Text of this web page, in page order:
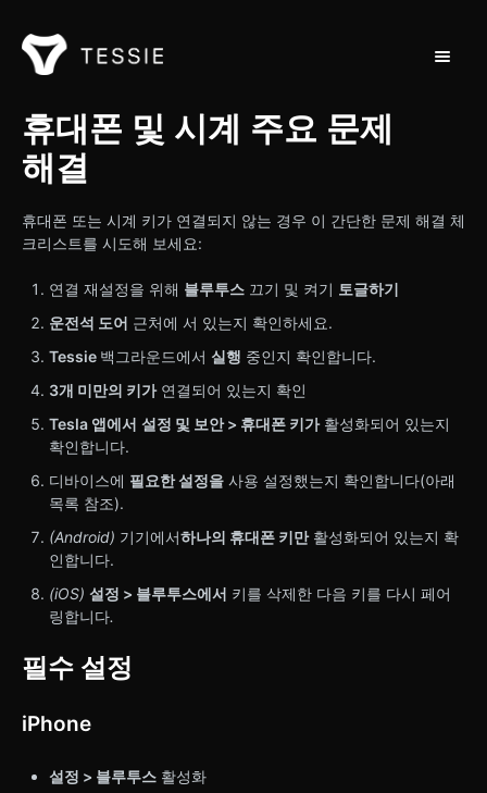
탐색 토
지원 홈
휴대폰 및 시계 주요 문제
해결
휴대폰 또는 시계 키가 연결되지 않는 경우 이 간단한 문제 해결 체
크리스트를 시도해 보세요:
연결 재설정을 위해 블루투스 끄기 및 켜기 토글하기
운전석 도어 근처에 서 있는지 확인하세요.
Tessie 백그라운드에서 실행 중인지 확인합니다.
3개 미만의 키가연결되어 있는지 확인
Tesla 앱에서 설정 및 보안 > 휴대폰 키가활성화되어 있는지
확인합니다.
디바이스에 필요한 설정을 사용 설정했는지 확인합니다(아래
목록 참조).
(Android) 기기에서하나의 휴대폰 키만활성화되어 있는지 확
인합니다.
(iOS) 설정 > 블루투스에서 키를 삭제한 다음 키를 다시 페어
링합니다.
필수 설정
iPhone
설정 > 블루투스 활성화